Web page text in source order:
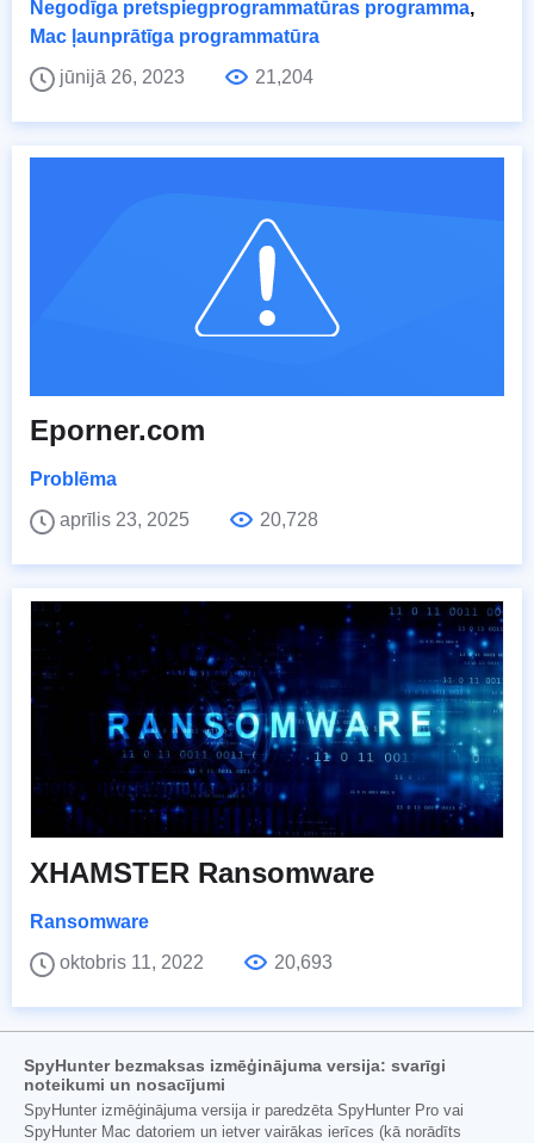
Negodīga pretspiegprogrammatūras programma,
Mac ļaunprātīga programmatūra
jūnijā 26, 2023
21,204
Eporner.com
Problēma
aprīlis 23, 2025
20,728
XHAMSTER Ransomware
Ransomware
oktobris 11, 2022
20,693
SpyHunter bezmaksas izmēģinājuma versija: svarīgi
noteikumi un nosacījumi
SpyHunter izmēģinājuma versija ir paredzēta SpyHunter Pro vai
SpyHunter Mac datoriem un ietver vairākas ierīces (kā norādīts